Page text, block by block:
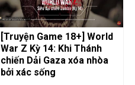
[Truyện Game 18+] World
War Z Kỳ 14: Khi Thánh
chiến Dải Gaza xóa nhòa
bởi xác sống